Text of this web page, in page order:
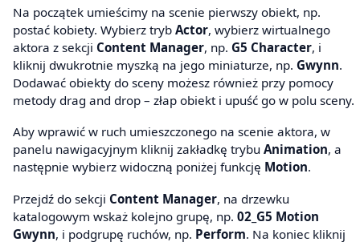
Na początek umieścimy na scenie pierwszy obiekt, np.
postać kobiety. Wybierz tryb Actor, wybierz wirtualnego
aktora z sekcji Content Manager, np. G5 Character, i
kliknij dwukrotnie myszką na jego miniaturze, np. Gwynn.
Dodawać obiekty do sceny możesz również przy pomocy
metody drag and drop – złap obiekt i upuść go w polu sceny.
Aby wprawić w ruch umieszczonego na scenie aktora, w
panelu nawigacyjnym kliknij zakładkę trybu Animation, a
następnie wybierz widoczną poniżej funkcję Motion.
Przejdź do sekcji Content Manager, na drzewku
katalogowym wskaż kolejno grupę, np. 02_G5 Motion
Gwynn, i podgrupę ruchów, np. Perform. Na koniec kliknij